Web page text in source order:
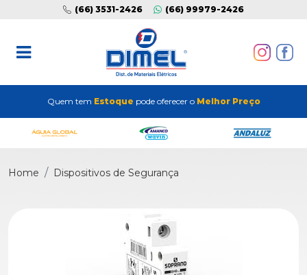
(66) 3531-2426 (66) 99979-2426
Quem tem Estoque pode oferecer o Melhor Preço
Home Dispositivos de Segurança